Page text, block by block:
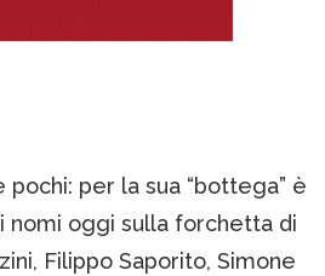
per la sua “bottega” è
nomi oggi sulla forchetta di
Filippo Saporito, Simone